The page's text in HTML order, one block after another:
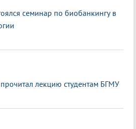
семинар по биобанкингу в
лекцию студентам БГМУ